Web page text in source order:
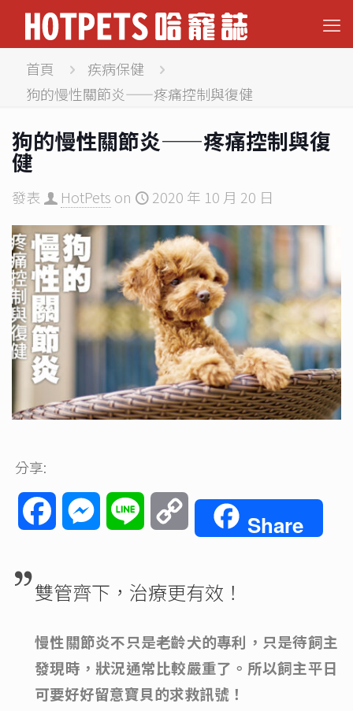
首頁
疾病保健
狗的慢性關節炎——疼痛控制與復健
狗的慢性關節炎——疼痛控制與復
健
發表 HotPets on 2020 年 10 月 20 日
分享:
FacebookMessenger
Line
Copy
Share
雙管齊下，治療更有效！
慢性關節炎不只是老齡犬的專利，只是待飼主
發現時，狀況通常比較嚴重了。所以飼主平日
可要好好留意寶貝的求救訊號！